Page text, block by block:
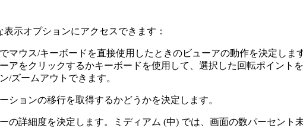
示オプションにアクセスできます：
マウス/キーボードを直接使用したときのビューアの動作を決定します
アをクリックするかキーボードを使用して、選択した回転ポイント
/ズームアウトできます。
ションの移行を取得するかどうかを決定します。
の詳細度を決定します。ミディアム (中) では、画面の数パーセント